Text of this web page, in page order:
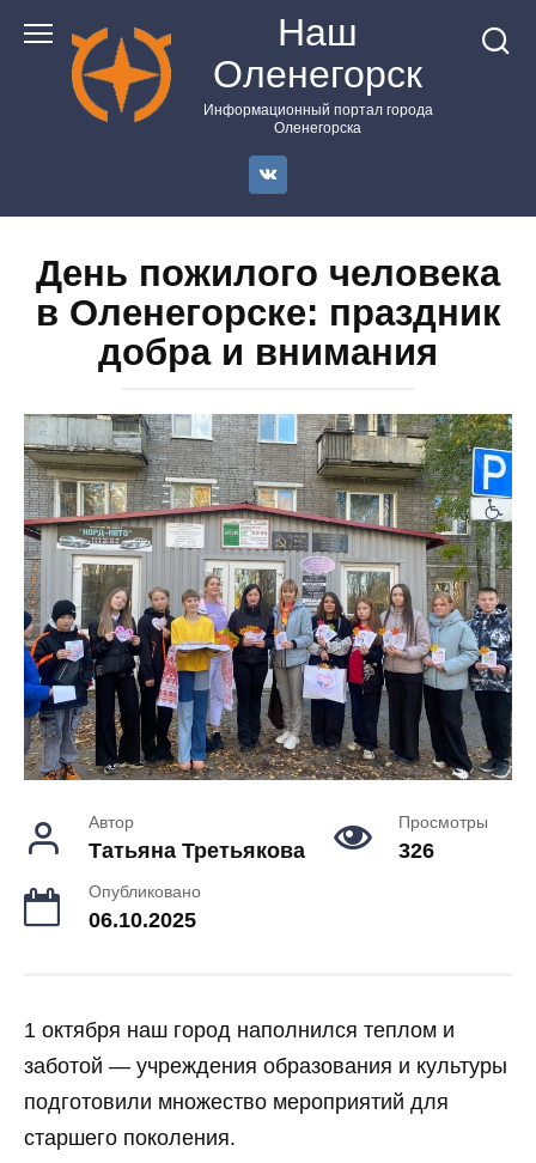
контенту
Наш
Оленегорск
Информационный портал города
Оленегорска
День пожилого человека
в Оленегорске: праздник
добра и внимания
Автор
Татьяна Третьякова
Просмотры
326
Опубликовано
06.10.2025
1 октября наш город наполнился теплом и
заботой — учреждения образования и культуры
подготовили множество мероприятий для
старшего поколения.